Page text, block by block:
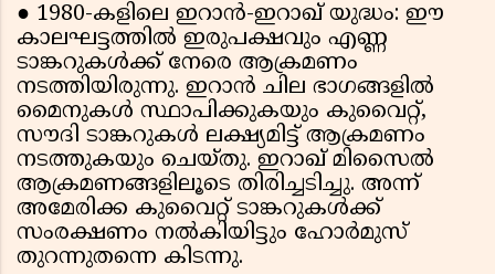
● 1980-കളിലെ ഇറാൻ-ഇറാഖ് യുദ്ധം: ഈ
കാലഘട്ടത്തിൽ ഇരുപക്ഷവും എണ്ണ
ടാങ്കറുകൾക്ക് നേരെ ആക്രമണം
നടത്തിയിരുന്നു. ഇറാൻ ചില ഭാഗങ്ങളിൽ
മൈനുകൾ സ്ഥാപിക്കുകയും കുവൈറ്റ്,
സൗദി ടാങ്കറുകൾ ലക്ഷ്യമിട്ട് ആക്രമണം
നടത്തുകയും ചെയ്തു. ഇറാഖ് മിസൈൽ
ആക്രമണങ്ങളിലൂടെ തിരിച്ചടിച്ചു. അന്ന്
അമേരിക്ക കുവൈറ്റ് ടാങ്കറുകൾക്ക്
സംരക്ഷണം നൽകിയിട്ടും ഹോർമുസ്
തുറന്നുതന്നെ കിടന്നു.